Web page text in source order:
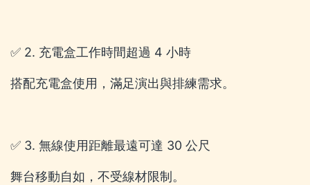
✅ 2. 充電盒工作時間超過 4 小時
搭配充電盒使用，滿足演出與排練需求。
✅ 3. 無線使用距離最遠可達 30 公尺
舞台移動自如，不受線材限制。